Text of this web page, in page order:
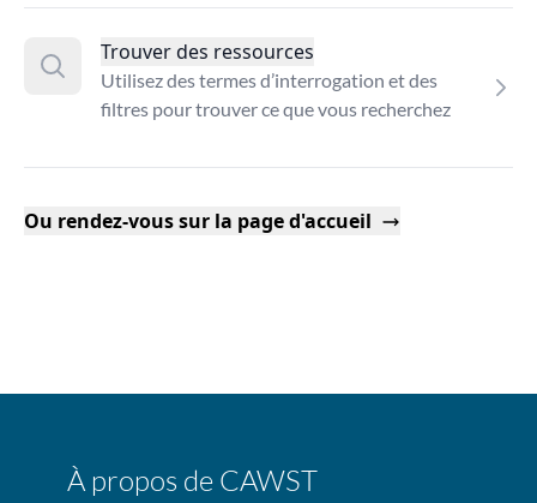
Trouver des ressources
Utilisez des termes d’interrogation et des
filtres pour trouver ce que vous recherchez
Ou rendez-vous sur la page d'accueil
À propos de CAWST